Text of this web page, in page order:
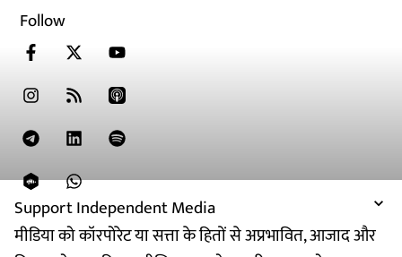
Support Independent Media
मीडिया को कॉरपोरेट या सत्ता के हितों से अप्रभावित, आजाद और
Follow